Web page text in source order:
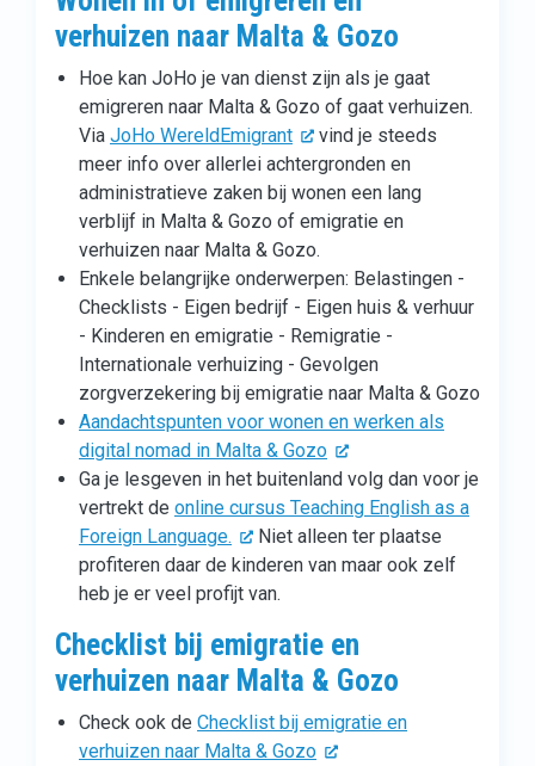
verhuizen naar Malta & Gozo
Hoe kan JoHo je van dienst zijn als je gaat
emigreren naar Malta & Gozo of gaat verhuizen.
Via JoHo WereldEmigrant
vind je steeds
meer info over allerlei achtergronden en
administratieve zaken bij wonen een lang
verblijf in Malta & Gozo of emigratie en
verhuizen naar Malta & Gozo.
Enkele belangrijke onderwerpen: Belastingen -
Checklists - Eigen bedrijf - Eigen huis & verhuur
- Kinderen en emigratie - Remigratie -
Internationale verhuizing - Gevolgen
zorgverzekering bij emigratie naar Malta & Gozo
Aandachtspunten voor wonen en werken als
digital nomad in Malta & Gozo
Ga je lesgeven in het buitenland volg dan voor je
vertrekt de online cursus Teaching English as a
Foreign Language.
Niet alleen ter plaatse
profiteren daar de kinderen van maar ook zelf
heb je er veel profijt van.
Checklist bij emigratie en
verhuizen naar Malta & Gozo
Check ook de Checklist bij emigratie en
verhuizen naar Malta & Gozo